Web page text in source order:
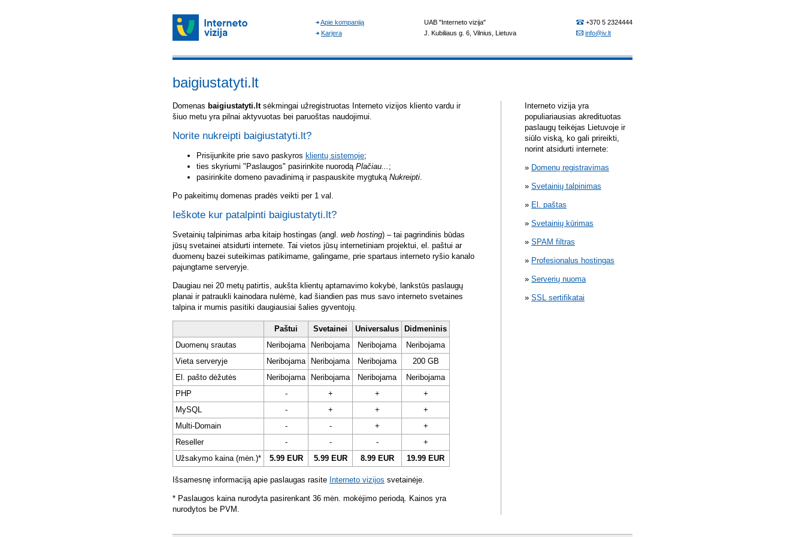
baigiustatyti.lt
Domenas baigiustatyti.ltsėkmingai užregistruotas Interneto vizijos kliento vardu ir
šiuo metu yra pilnai aktyvuotas bei paruoštas naudojimui.
Norite nukreipti baigiustatyti.lt?
Prisijunkite prie savo paskyros klientų sistemoje;
ties skyriumi "Paslaugos" pasirinkite nuorodą Plačiau... ;
pasirinkite domeno pavadinimą ir paspauskite mygtuką Nukreipti.
Po pakeitimų domenas pradės veikti per 1 val.
Ieškote kur patalpinti baigiustatyti.lt?
Svetainių talpinimas arba kitaip hostingas (angl. web hosting) – tai pagrindinis būdas
jūsų svetainei atsidurti internete. Tai vietos jūsų internetiniam projektui, el. paštui ar
duomenų bazei suteikimas patikimame, galingame, prie spartaus interneto ryšio kanalo
pajungtame serveryje.
Daugiau nei 20 metų patirtis, aukšta klientų aptarnavimo kokybė, lankstūs paslaugų
planai ir patraukli kainodara nulėmė, kad šiandien pas mus savo interneto svetaines
talpina ir mumis pasitiki daugiausiai šalies gyventojų.
Paštui Svetainei Universalus
Didmeninis
Duomenų srautas
Neribojama Neribojama Neribojama
Neribojama
Vieta serveryje
Neribojama Neribojama Neribojama
200 GB
El. pašto dėžutės
Neribojama Neribojama Neribojama
Neribojama
PHP
- + +
+
MySQL
- + +
+
Multi-Domain
- - +
+
Reseller
- - -
+
Užsakymo kaina (mėn.)*
5.99 EUR 5.99 EUR 8.99 EUR 19.99 EUR
Išsamesnę informaciją apie paslaugas rasite Interneto vizijos svetainėje.
* Paslaugos kaina nurodyta pasirenkant 36 mėn. mokėjimo periodą. Kainos yra
nurodytos be PVM.
Interneto vizija yra
populiariausias akredituotas
paslaugų teikėjas Lietuvoje ir
siūlo viską, ko gali prireikti,
norint atsidurti internete:
Domenų registravimas
Svetainių talpinimas
El. paštas
Svetainių kūrimas
SPAM filtras
Profesionalus hostingas
Serverių nuoma
SSL sertifikatai